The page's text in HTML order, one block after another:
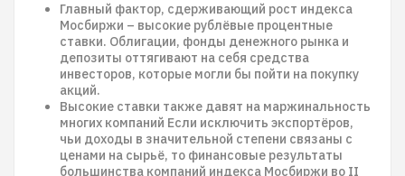
Главный фактор, сдерживающий рост индекса
Мосбиржи – высокие рублёвые процентные
ставки. Облигации, фонды денежного рынка и
депозиты оттягивают на себя средства
инвесторов, которые могли бы пойти на покупку
акций.
Высокие ставки также давят на маржинальность
многих компаний Если исключить экспортёров,
чьи доходы в значительной степени связаны с
ценами на сырьё, то финансовые результаты
большинства компаний индекса Мосбиржи во II